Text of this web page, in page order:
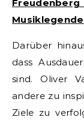
Musiklegende
Darüber
dass
sind. Oliver
andere zu
Ziele zu